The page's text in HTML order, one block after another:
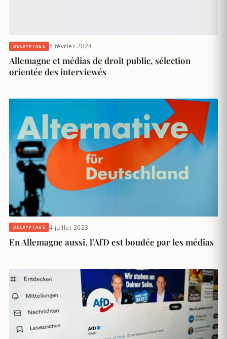
DÉCRYPTAGE 6 février 2024
Allemagne et médias de droit public, sélection
orientée des interviewés
DÉCRYPTAGE 4 juillet 2023
En Allemagne aussi, l’AfD est boudée par les médias